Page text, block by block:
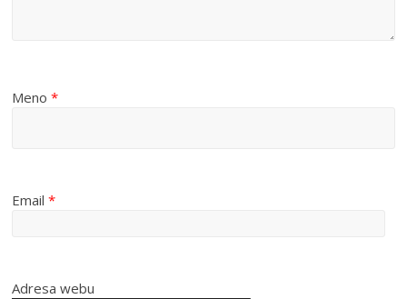
Meno*
Email*
Adresa webu